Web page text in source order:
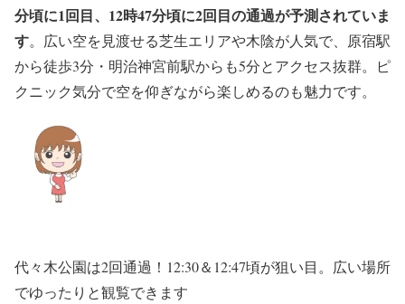
分頃に1回目、12時47分頃に2回目の通過が予測されていま
す。広い空を見渡せる芝生エリアや木陰が人気で、原宿駅
から徒歩3分・明治神宮前駅からも5分とアクセス抜群。ピ
クニック気分で空を仰ぎながら楽しめるのも魅力です。
代々木公園は2回通過！12:30＆12:47頃が狙い目。広い場所
でゆったりと観覧できます